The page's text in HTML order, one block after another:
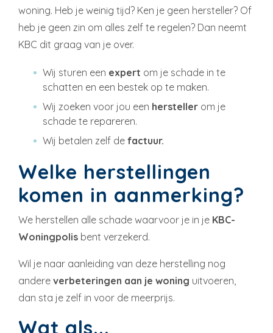
woning. Heb je weinig tijd? Ken je geen hersteller? Of
heb je geen zin om alles zelf te regelen? Dan neemt
KBC dit graag van je over.
Wij sturen een expert om je schade in te
schatten en een bestek op te maken.
Wij zoeken voor jou een hersteller om je
schade te repareren.
Wij betalen zelf de factuur.
Welke herstellingen
komen in aanmerking?
We herstellen alle schade waarvoor je in je KBC-
Woningpolis bent verzekerd.
Wil je naar aanleiding van deze herstelling nog
andere verbeteringen aan je woning uitvoeren,
dan sta je zelf in voor de meerprijs.
Wat als...